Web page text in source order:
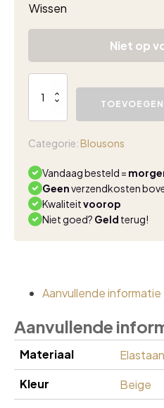
Wissen
Niet op
aantal
Categorie: Blousons
Vandaag besteld =
Geenverzendkosten
Kwaliteitvoorop
Niet goed? Geld terug!
Aanvullende informatie
Aanvullende
Materiaal Elastaan
Kleur
Beige